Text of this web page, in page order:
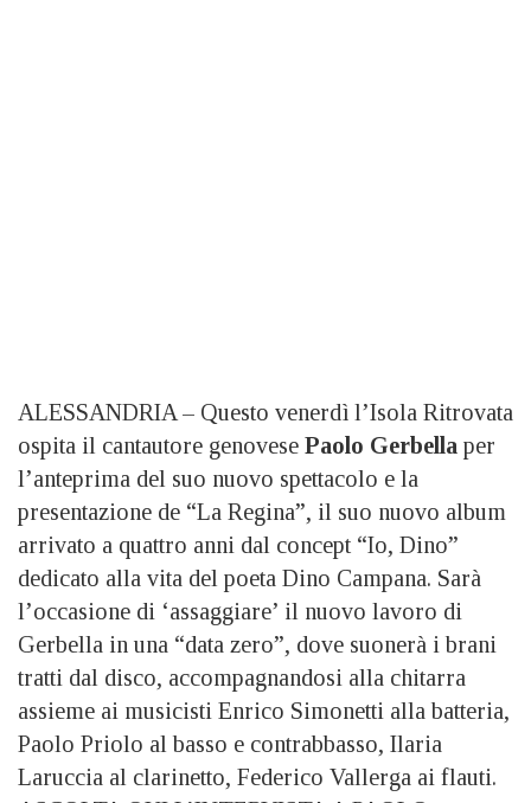
ALESSANDRIA – Questo venerdì l’Isola Ritrovata
ospita il cantautore genovese Paolo Gerbella per
l’anteprima del suo nuovo spettacolo e la
presentazione de “La Regina”, il suo nuovo album
arrivato a quattro anni dal concept “Io, Dino”
dedicato alla vita del poeta Dino Campana. Sarà
l’occasione di ‘assaggiare’ il nuovo lavoro di
Gerbella in una “data zero”, dove suonerà i brani
tratti dal disco, accompagnandosi alla chitarra
assieme ai musicisti Enrico Simonetti alla batteria,
Paolo Priolo al basso e contrabbasso, Ilaria
Laruccia al clarinetto, Federico Vallerga ai flauti.